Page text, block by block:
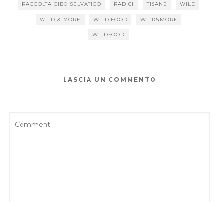
RACCOLTA CIBO SELVATICO RADICI TISANE WILD
WILD & MORE WILD FOOD WILD&MORE
WILDFOOD
LASCIA UN COMMENTO